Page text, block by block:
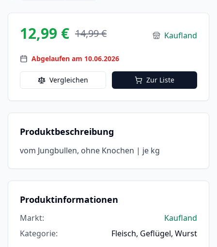
12,99 € 14,99 € Kaufland
Abgelaufen am 10.06.2026
Vergleichen Zur Liste
Produktbeschreibung
vom Jungbullen, ohne Knochen | je kg
Produktinformationen
Markt:
Kaufland
Kategorie: Fleisch, Geflügel, Wurst